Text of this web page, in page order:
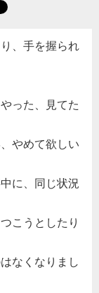
、手を握られ
った、見てた
やめて欲しい
に、同じ状況
こうとしたり
なくなりまし